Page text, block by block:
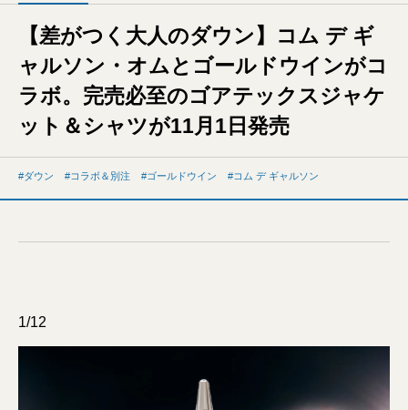
【差がつく大人のダウン】コム デ ギ
ャルソン・オムとゴールドウインがコ
ラボ。完売必至のゴアテックスジャケ
ット＆シャツが11月1日発売
ダウン コラボ＆別注 ゴールドウイン コム デ ギャルソン
1/12